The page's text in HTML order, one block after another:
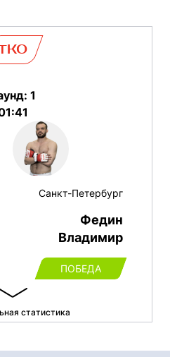
1
Санкт-Петербург
Федин
Владимир
ПОБЕДА
статистика